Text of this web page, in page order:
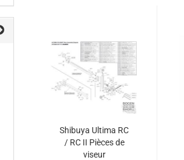
Shibuya Ultima RC
/ RC II Pièces de
viseur